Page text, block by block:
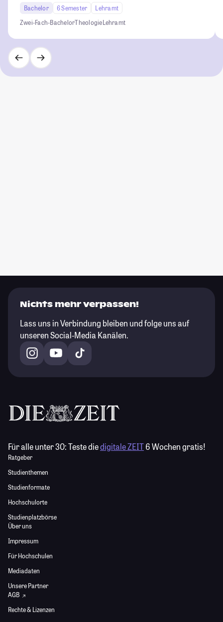
Bachelor 6 Semester
Lehramt
Zwei-Fach-BachelorTheologieLehramt
Nichts mehr verpassen!
Lass uns in Verbindung bleiben und folge uns auf
unseren Social-Media Kanälen.
Für alle unter 30:Teste diedigitale ZEIT6 Wochen gratis!
Ratgeber
Studienthemen
Studienformate
Hochschulorte
Studienplatzbörse
Über uns
Impressum
Für Hochschulen
Mediadaten
Unsere Partner
AGB
Rechte & Lizenzen